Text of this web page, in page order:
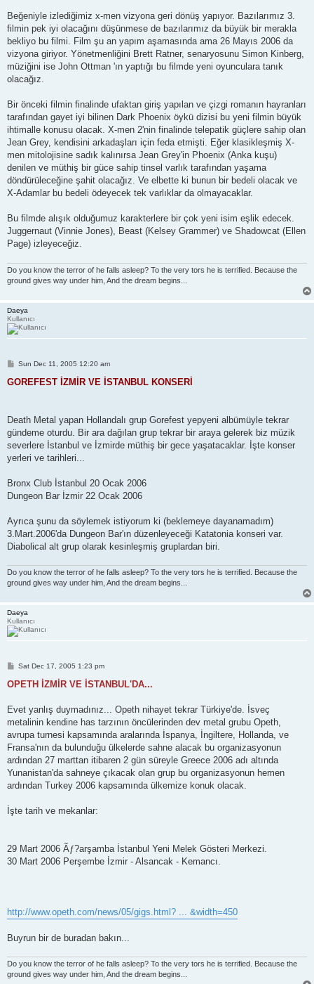
Beğeniyle izlediğimiz x-men vizyona geri dönüş yapıyor. Bazılarımız 3.
filmin pek iyi olacağını düşünmese de bazılarımız da büyük bir merakla
bekliyo bu filmi. Film şu an yapım aşamasında ama 26 Mayıs 2006 da
vizyona giriyor. Yönetmenliğini Brett Ratner, senaryosunu Simon Kinberg,
müziğini ise John Ottman 'ın yaptığı bu filmde yeni oyunculara tanık
olacağız.
Bir önceki filmin finalinde ufaktan giriş yapılan ve çizgi romanın hayranları
tarafından gayet iyi bilinen Dark Phoenix öykü dizisi bu yeni filmin büyük
ihtimalle konusu olacak. X-men 2'nin finalinde telepatik güçlere sahip olan
Jean Grey, kendisini arkadaşları için feda etmişti. Eğer klasikleşmiş X-
men mitolojisine sadık kalınırsa Jean Grey'in Phoenix (Anka kuşu)
denilen ve müthiş bir güce sahip tinsel varlık tarafından yaşama
döndürüleceğine şahit olacağız. Ve elbette ki bunun bir bedeli olacak ve
X-Adamlar bu bedeli ödeyecek tek varlıklar da olmayacaklar.
Bu filmde alışık olduğumuz karakterlere bir çok yeni isim eşlik edecek.
Juggernaut (Vinnie Jones), Beast (Kelsey Grammer) ve Shadowcat (Ellen
Page) izleyeceğiz.
Do you know the terror of he falls asleep? To the very tors he is terrified. Because the
ground gives way under him, And the dream begins...
Daeya
Kullanıcı
P
s
Sun Dec 11, 2005 12:20 am
GOREFEST İZMİR VE İSTANBUL KONSERİ
Death Metal yapan Hollandalı grup Gorefest yepyeni albümüyle tekrar
gündeme oturdu. Bir ara dağılan grup tekrar bir araya gelerek biz müzik
severlere İstanbul ve İzmirde müthiş bir gece yaşatacaklar. İşte konser
yerleri ve tarihleri...
Bronx Club İstanbul 20 Ocak 2006
Dungeon Bar İzmir 22 Ocak 2006
Ayrıca şunu da söylemek istiyorum ki (beklemeye dayanamadım)
3.Mart.2006'da Dungeon Bar'ın düzenleyeceği Katatonia konseri var.
Diabolical alt grup olarak kesinleşmiş gruplardan biri.
Do you know the terror of he falls asleep? To the very tors he is terrified. Because the
ground gives way under him, And the dream begins...
Daeya
Kullanıcı
P
s
Sat Dec 17, 2005 1:23 pm
OPETH İZMİR VE İSTANBUL'DA...
Evet yanlış duymadınız... Opeth nihayet tekrar Türkiye'de. İsveç
metalinin kendine has tarzının öncülerinden dev metal grubu Opeth,
avrupa turnesi kapsamında aralarında İspanya, İngiltere, Hollanda, ve
Fransa'nın da bulunduğu ülkelerde sahne alacak bu organizasyonun
ardından 27 marttan itibaren 2 gün süreyle Greece 2006 adı altında
Yunanistan'da sahneye çıkacak olan grup bu organizasyonun hemen
ardından Turkey 2006 kapsamında ülkemize konuk olacak.
İşte tarih ve mekanlar:
29 Mart 2006 Ãƒ?arşamba İstanbul Yeni Melek Gösteri Merkezi.
30 Mart 2006 Perşembe İzmir - Alsancak - Kemancı.
http://www.opeth.com/news/05/gigs.html? ... &width=450
Buyrun bir de buradan bakın...
Do you know the terror of he falls asleep? To the very tors he is terrified. Because the
ground gives way under him, And the dream begins...